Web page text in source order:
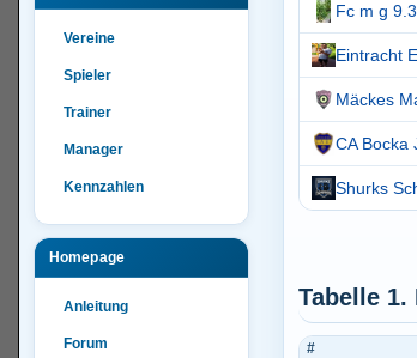
Vereine
Spieler
Trainer
Manager
Kennzahlen
Homepage
Anleitung
Forum
Fc m g
Eintracht
Mäckes
CA Bocka
Shurks
Tabelle 1.
#